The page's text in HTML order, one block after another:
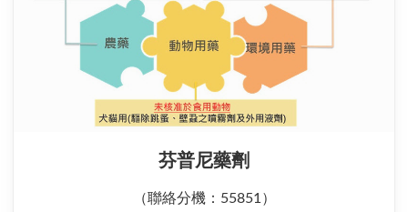
芬普尼藥劑
（聯絡分機：55851）